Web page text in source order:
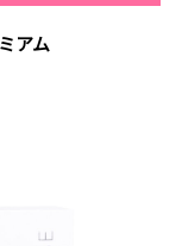
アム